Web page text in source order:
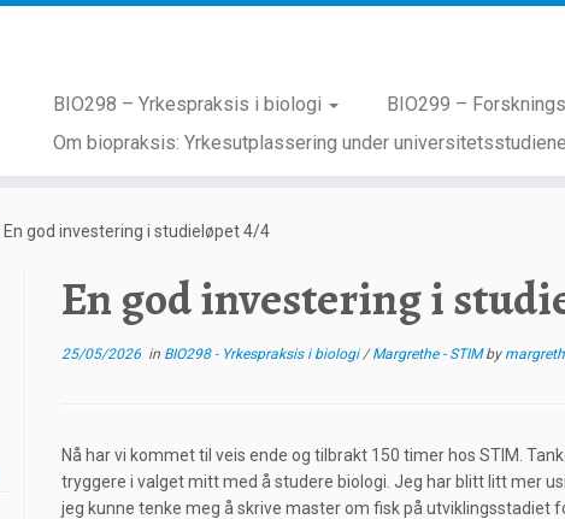
BIO298 – Yrkespraksis i biologi BIO299 –
Om biopraksis: Yrkesutplassering under universitetsstudiene
En god investering i studieløpet 4/4
En god investering i
25/05/2026 in BIO298 - Yrkespraksis i biologi/Margrethe - STIMby
Nå har vi kommet til veis ende og tilbrakt 150 timer hos STIM.
tryggere i valget mitt med å studere biologi. Jeg har blitt litt mer
jeg kunne tenke meg å skrive master om fisk på utviklingsstadiet